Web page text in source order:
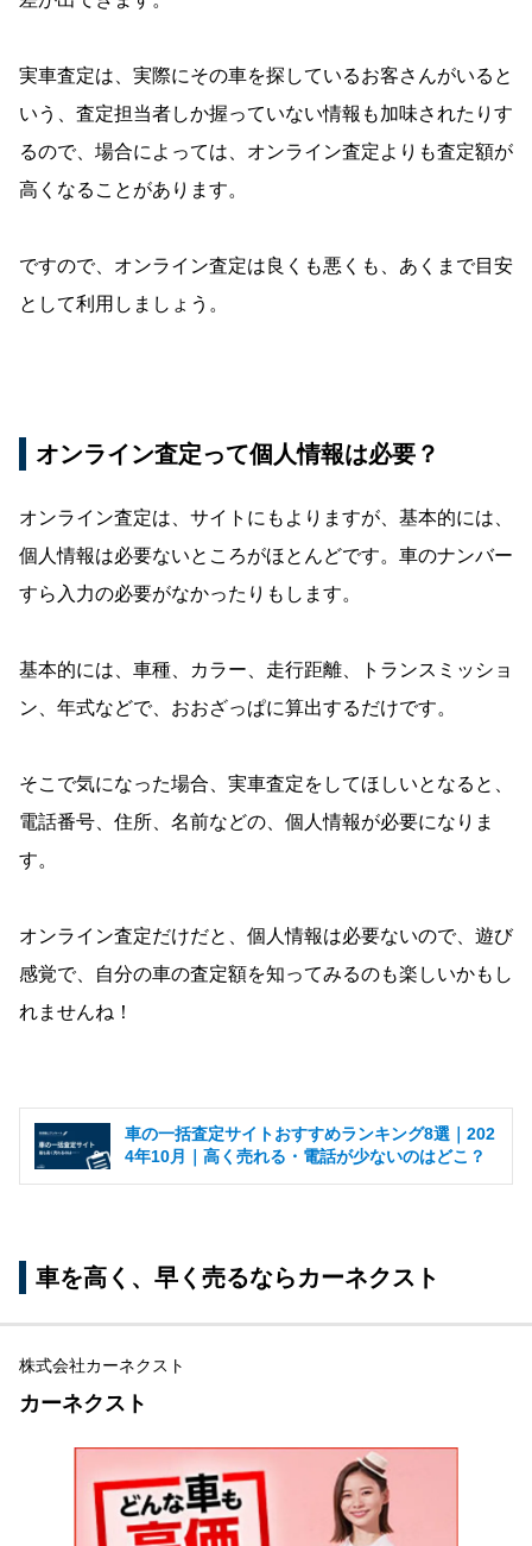
実車査定は、実際にその車を探しているお客さんがいると
いう、査定担当者しか握っていない情報も加味されたりす
るので、場合によっては、オンライン査定よりも査定額が
高くなることがあります。
ですので、オンライン査定は良くも悪くも、あくまで目安
として利用しましょう。
オンライン査定って個人情報は必要？
オンライン査定は、サイトにもよりますが、基本的には、
個人情報は必要ないところがほとんどです。車のナンバー
すら入力の必要がなかったりもします。
基本的には、車種、カラー、走行距離、トランスミッショ
ン、年式などで、おおざっぱに算出するだけです。
そこで気になった場合、実車査定をしてほしいとなると、
電話番号、住所、名前などの、個人情報が必要になりま
す。
オンライン査定だけだと、個人情報は必要ないので、遊び
感覚で、自分の車の査定額を知ってみるのも楽しいかもし
れませんね！
車の一括査定サイトおすすめランキング8選｜202
4年10月｜高く売れる・電話が少ないのはどこ？
車を高く、早く売るならカーネクスト
株式会社カーネクスト
カーネクスト